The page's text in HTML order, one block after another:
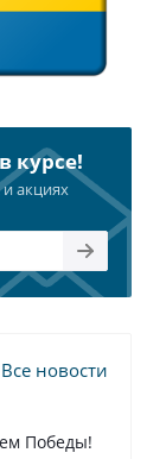
курсе!
и акциях
Все новости
Победы!